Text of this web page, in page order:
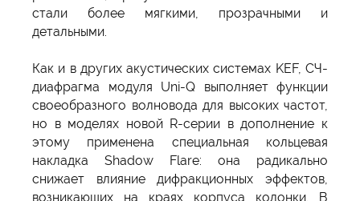
стали более мягкими, прозрачными и
детальными.
Как и в других акустических системах KEF, СЧ-
диафрагма модуля Uni-Q выполняет функции
своеобразного волновода для высоких частот,
но в моделях новой R-серии в дополнение к
этому применена специальная кольцевая
накладка Shadow Flare: она радикально
снижает влияние дифракционных эффектов,
возникающих на краях корпуса колонки. В